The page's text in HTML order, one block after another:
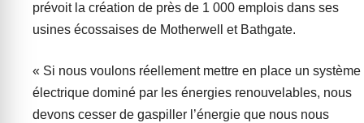
prévoit la création de près de 1 000 emplois dans ses
usines écossaises de Motherwell et Bathgate.
« Si nous voulons réellement mettre en place un système
électrique dominé par les énergies renouvelables, nous
devons cesser de gaspiller l’énergie que nous nous